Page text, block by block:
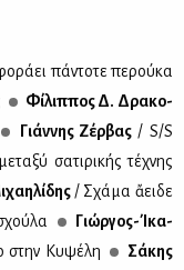
πά­ντο­τε πε­ρού­κα
Φί­λιπ­πος Δ. Δρα­κο­
Γιάν­νης Ζέρ­βας / S/S
σα­τι­ρι­κής τέ­χνης
/ Σχά­μα ἄει­δε
Γιώρ­γος-Ίκα­
στην Κυ­ψέ­λη
Σά­κης